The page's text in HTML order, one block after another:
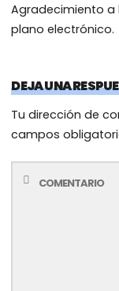
Agradecimiento a
plano electrónico.
DEJA UNA
Tu dirección de
campos